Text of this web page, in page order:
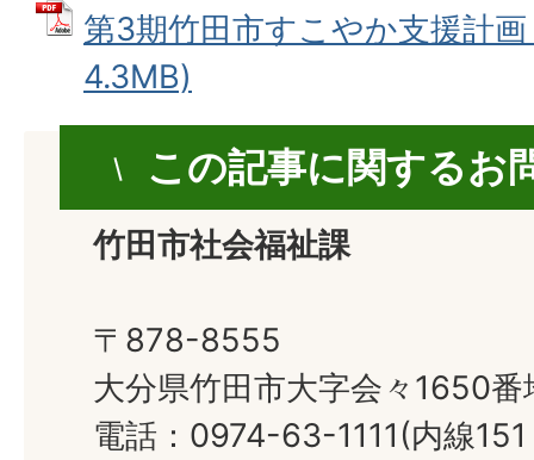
第3期竹田市すこやか支援計
4.3MB)
この記事に関するお
竹田市社会福祉課
〒878-8555
大分県竹田市大字会々1650番
電話：0974-63-1111(内線